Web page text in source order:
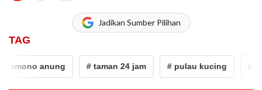
Jadikan Sumber Pilihan
TAG
anung # taman 24 jam # pulau kucing #